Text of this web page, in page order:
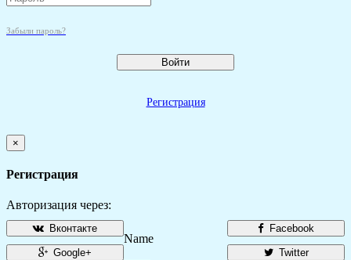
Забыли пароль?
Войти
Регистрация
×
Регистрация
Авторизация через:
Facebook
Вконтакте
Twitter
Google+
Name